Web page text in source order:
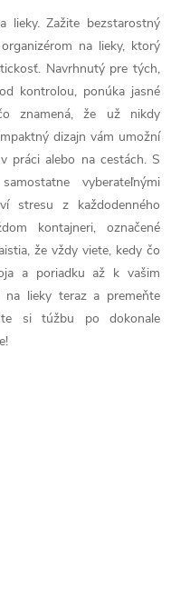
lieky. Zažite bezstarostný
na lieky, ktorý
Navrhnutý pre tých,
kontrolou, ponúka jasné
znamená, že už nikdy
dizajn vám umožní
práci alebo na cestách. S
vyberateľnými
stresu z každodenného
kontajneri, označené
že vždy viete, kedy čo
a poriadku až k vašim
na lieky teraz a premeňte
si túžbu po dokonale